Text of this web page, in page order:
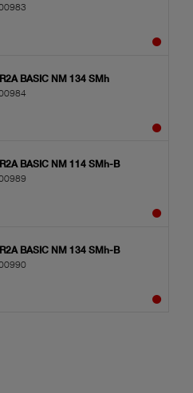
BASIC NM 134 SMh
BASIC NM 114 SMh-B
BASIC NM 134 SMh-B